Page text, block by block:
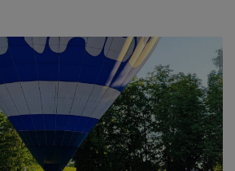
Lidojumi pie jūras.